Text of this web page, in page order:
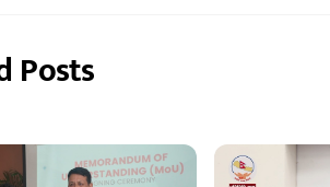
Posts